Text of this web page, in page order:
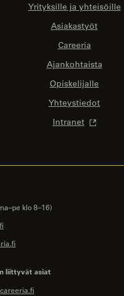
Yrityksille ja yhteisöille
Asiakastyöt
Careeria
Ajankohtaista
Opiskelijalle
Yhteystiedot
Intranet
klo 8–16)
liittyvät asiat